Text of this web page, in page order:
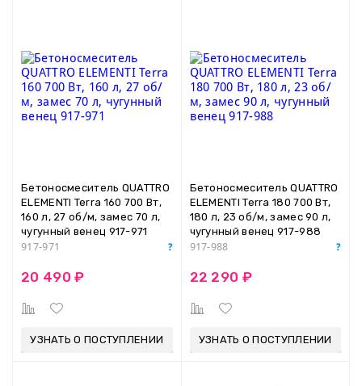
Бетоносмеситель QUATTRO
ELEMENTI Terra 160 700 Вт,
160 л, 27 об/м, замес 70 л,
чугунный венец 917-971
917-971
20 490 ₽
УЗНАТЬ О ПОСТУПЛЕНИИ
Бетоносмеситель QUATTRO
ELEMENTI Terra 180 700 Вт,
180 л, 23 об/м, замес 90 л,
чугунный венец 917-988
917-988
22 290 ₽
УЗНАТЬ О ПОСТУПЛЕНИИ